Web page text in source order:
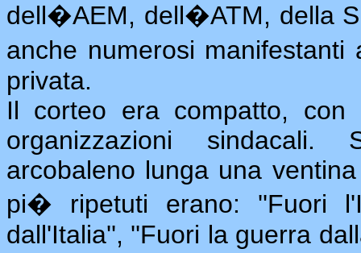
dell�AEM, dell�ATM, della
anche numerosi
privata.
Il corteo era compatto, con
organizzazioni
arcobaleno lunga una
pi� ripetuti erano: ''Fuori
dall'Italia'', ''Fuori la guerra